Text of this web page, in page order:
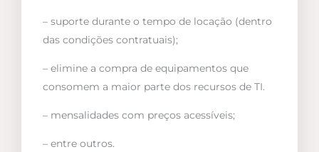
– suporte durante o tempo de locação (dentro
das condições contratuais);
– elimine a compra de equipamentos que
consomem a maior parte dos recursos de TI.
– mensalidades com preços acessíveis;
– entre outros.